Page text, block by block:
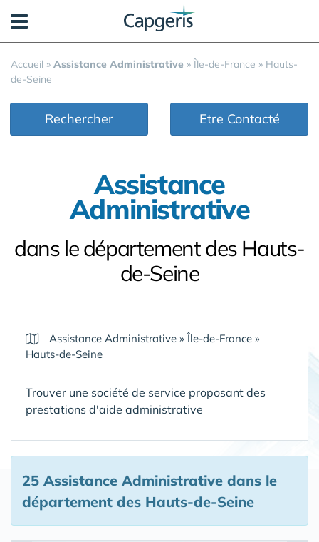
Accueil » Assistance Administrative » Île-de-France » Hauts-
de-Seine
Rechercher Etre Contacté
Assistance
Administrative
dans le département des Hauts-
de-Seine
Assistance Administrative »Île-de-France »
Hauts-de-Seine
Trouver une société de service proposant des
prestations d'aide administrative
25 Assistance Administrative dans le
département des Hauts-de-Seine